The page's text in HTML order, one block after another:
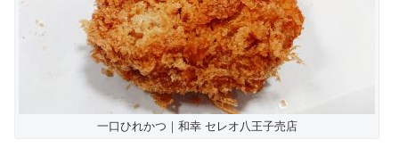
一口ひれかつ｜和幸 セレオ八王子売店